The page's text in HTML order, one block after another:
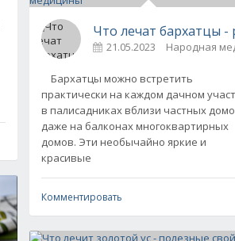
Что лечат бархатцы
21.05.2023 Народная
Бархатцы можно встретить
практически на каждом дачном
в палисадниках вблизи частных
даже на балконах многоквартирных
домов. Эти необычайно яркие и
красивые
Комментировать